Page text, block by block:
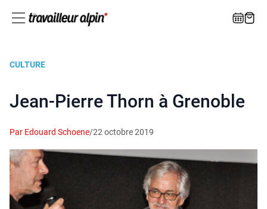
CULTURE
Jean-Pierre Thorn à Grenoble
Par Edouard Schoene/22 octobre 2019